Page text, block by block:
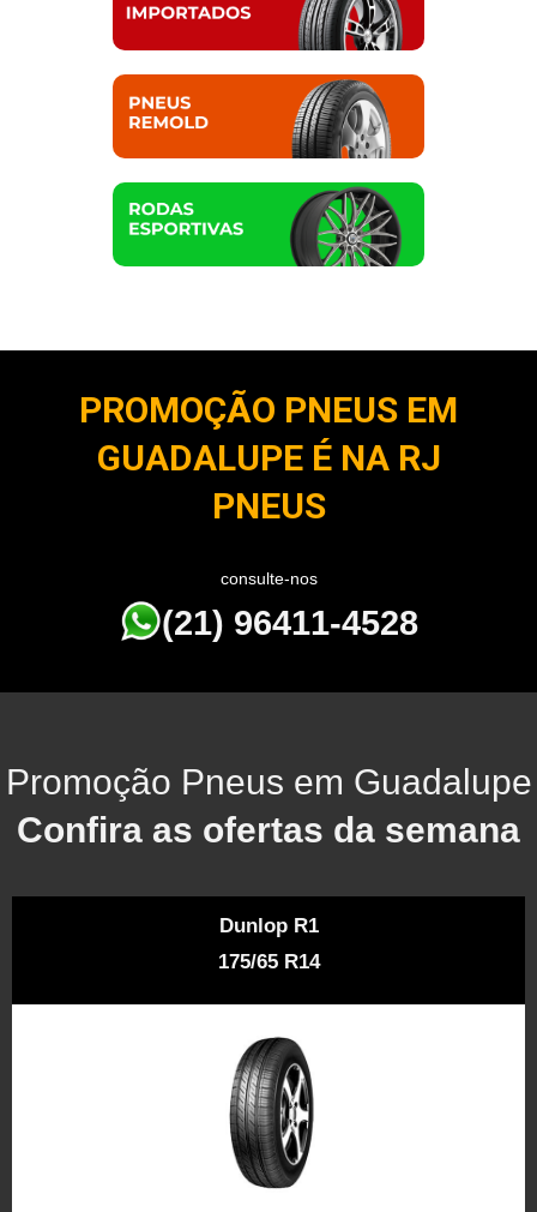
PROMOÇÃO PNEUS EM
GUADALUPE É NA RJ
PNEUS
consulte-nos
(21) 96411-4528
Promoção Pneus em Guadalupe
Confira as ofertas da semana
Dunlop R1
175/65 R14